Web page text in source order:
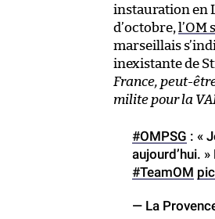
instauration en
d’octobre, l’OM
marseillais
inexistante de
France, peut-
milite pour la
#OMPSG : «
aujourd’hui. »
#TeamOM
— La